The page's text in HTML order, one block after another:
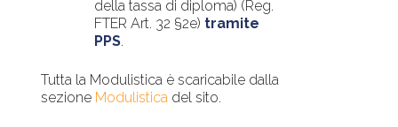
della tassa di diploma) (Reg.
FTER Art. 32 §2e) tramite
PPS.
Tutta la Modulistica è scaricabile dalla
sezione Modulistica del sito.